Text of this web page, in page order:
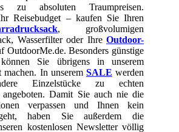
zu absoluten Traumpreisen.
Reisebudget – kaufen Sie Ihren
, großvolumigen
Wasserfilter oder Ihre Outdoor-
OutdoorMe.de. Besonders günstige
können Sie übrigens in unserem
In unserem SALE werden
Einzelstücke zu echten
angeboten. Damit Sie auch nie die
verpassen und Ihnen kein
haben Sie außerdem die
kostenlosen Newsletter völlig